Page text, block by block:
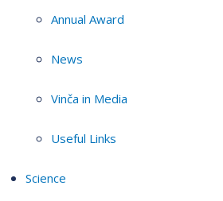
Annual Award
News
Vinča in Media
Useful Links
Science